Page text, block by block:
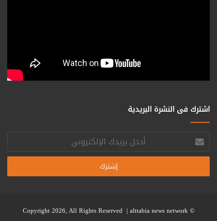
اشترك فى النشرة البريدية
أدخل
بريدك
الإلكتروني
© Copyright 2026, All Rights Reserved |
alttabia news network